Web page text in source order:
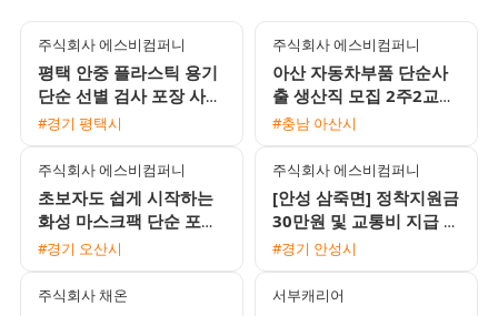
주식회사 에스비컴퍼니
평택 안중 플라스틱 용기
단순 선별 검사 포장 사원
모집 초보자 및 교포 환영
#경기 평택시
주식회사 에스비컴퍼니
아산 자동차부품 단순사
출 생산직 모집 2주2교대
월350만에서400만원이
근환영
#충남 아산시
주식회사 에스비컴퍼니
초보자도 쉽게 시작하는
화성 마스크팩 단순 포장
및 검수 사원 모집 주간
#경기 오산시
주식회사 에스비컴퍼니
[안성 삼죽면] 정착지원금
30만원 및 교통비 지급 플
라스틱 부품 생산직 모집
#경기 안성시
주식회사 채온 서부캐리어